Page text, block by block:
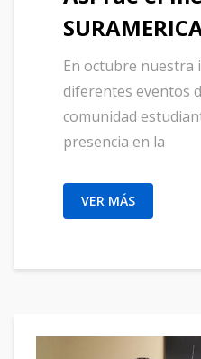
En octubre nuestra
diferentes eventos
comunidad
presencia en la
VER MÁS